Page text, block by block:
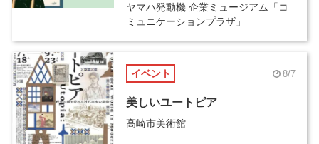
ヤマハ発動機 企業ミュージアム「コ
ミュニケーションプラザ」
イベント 8/7
美しいユートピア
高崎市美術館